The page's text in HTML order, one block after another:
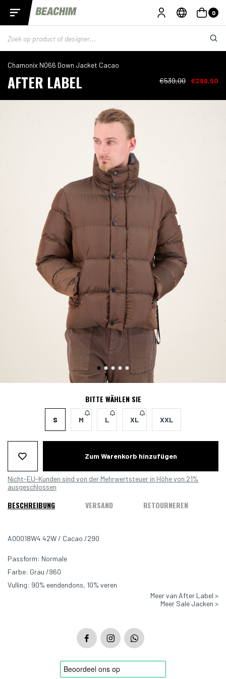
0
Chamonix N066 Down Jacket Cacao
AFTER LABEL €539,00 €269,50
BITTE WÄHLEN SIE
S M L XL XXL
Zum Warenkorb hinzufügen
Nicht-EU-Kunden sind von der Mehrwertsteuer in Höhe von 21%
ausgeschlossen
BESCHREIBUNG VERSAND RETOURNEREN
A00018W4 42W / Cacao /290
Passform: Normale
Farbe: Grau /960
Vulling: 90% eendendons, 10% veren
Meer van After Label >
Meer Sale Jacken >